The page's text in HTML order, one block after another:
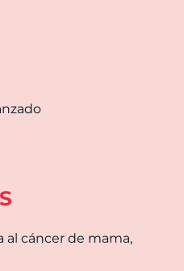
al cáncer de mama,